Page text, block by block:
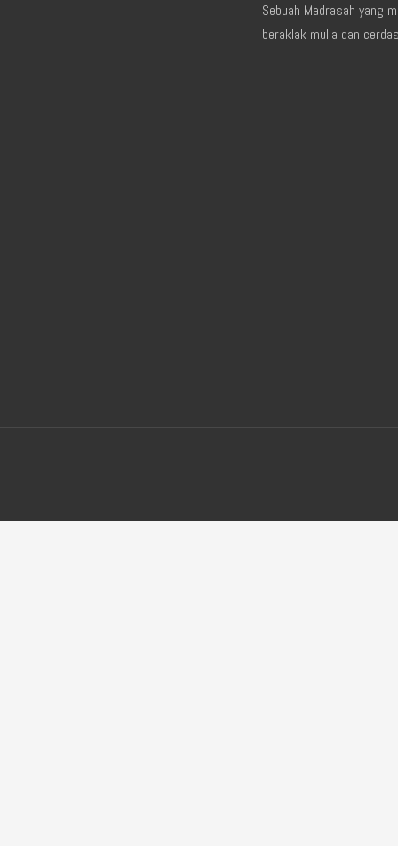
Sebuah Madrasah yang
beraklak mulia dan